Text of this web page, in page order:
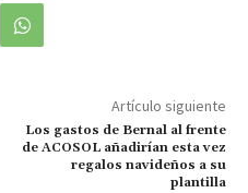
Artículo siguiente
Los gastos de Bernal al frente
de ACOSOL añadirían esta vez
regalos navideños a su
plantilla